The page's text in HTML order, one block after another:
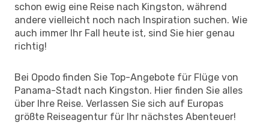
schon ewig eine Reise nach Kingston, während
andere vielleicht noch nach Inspiration suchen. Wie
auch immer Ihr Fall heute ist, sind Sie hier genau
richtig!
Bei Opodo finden Sie Top-Angebote für Flüge von
Panama-Stadt nach Kingston. Hier finden Sie alles
über Ihre Reise. Verlassen Sie sich auf Europas
größte Reiseagentur für Ihr nächstes Abenteuer!